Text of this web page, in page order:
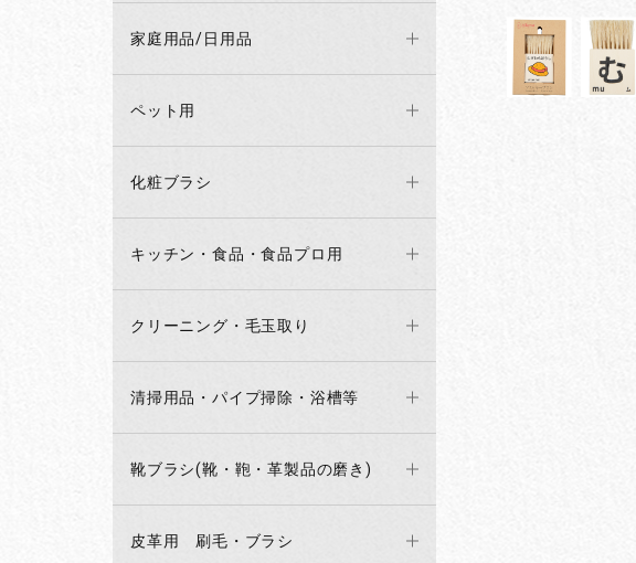
家庭用品/日用品
ペット用
化粧ブラシ
キッチン・食品・食品プロ用
クリーニング・毛玉取り
清掃用品・パイプ掃除・浴槽等
靴ブラシ(靴・鞄・革製品の磨き)
皮革用 刷毛・ブラシ